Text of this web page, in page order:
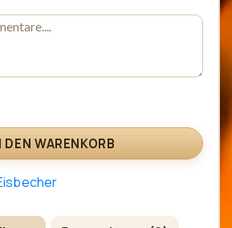
DEN WARENKORB